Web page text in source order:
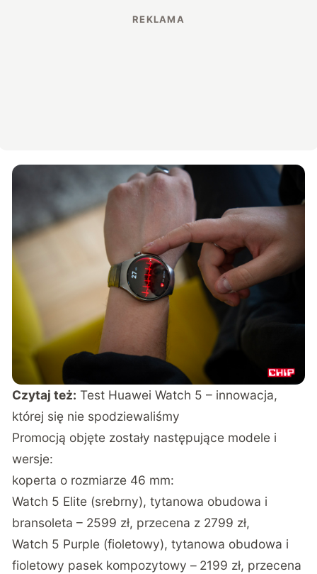
Czytaj też: Test Huawei Watch 5 – innowacja,
której się nie spodziewaliśmy
Promocją objęte zostały następujące modele i
wersje:
koperta o rozmiarze 46 mm:
Watch 5 Elite (srebrny), tytanowa obudowa i
bransoleta – 2599 zł, przecena z 2799 zł,
Watch 5 Purple (fioletowy), tytanowa obudowa i
fioletowy pasek kompozytowy – 2199 zł, przecena